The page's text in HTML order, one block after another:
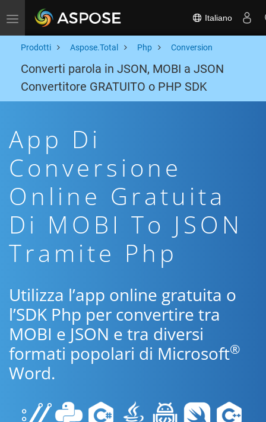
Toggle navigation Italiano
Prodotti Aspose.Total Php Conversion
Converti parola in JSON, MOBI a JSON
Convertitore GRATUITO o PHP SDK
App Di
Conversione
Online Gratuita
Di MOBI To JSON
Tramite Php
Utilizza l’app online gratuita o
l’SDK Php per convertire tra
MOBI e JSON e tra diversi
formati popolari di Microsoft®
Word.